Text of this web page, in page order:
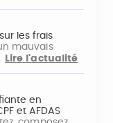
les frais
mauvais
Lire l'actualité
en
et AFDAS